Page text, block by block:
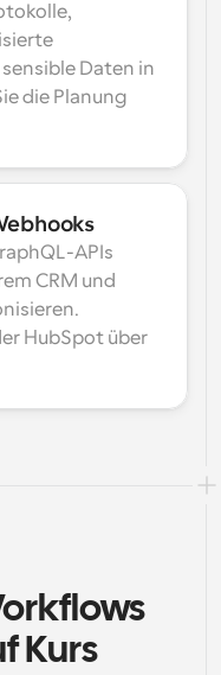
Daten in
die Planung
APIs
CRM und
HubSpot über
Kurs